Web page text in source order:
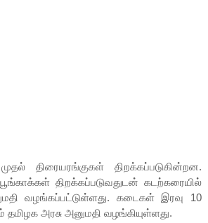
திரையரங்குகள் திறக்கப்படுகின்றன.
திறக்கப்படுவதுடன் கடற்கரையில்
வழங்கப்பட்டுள்ளது. கடைகள் இரவு 10
அரசு அனுமதி வழங்கியுள்ளது.